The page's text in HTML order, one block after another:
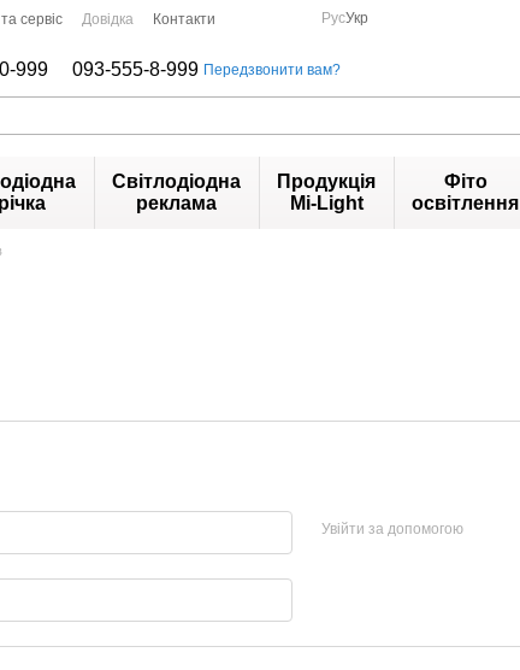
сервіс Довідка Контакти РусУкр
999 093-555-8-999 Передзвонити вам?
Світлодіодна
реклама
Продукція
Mi-Light
Фіто
освітлення
Увійти за допомогою